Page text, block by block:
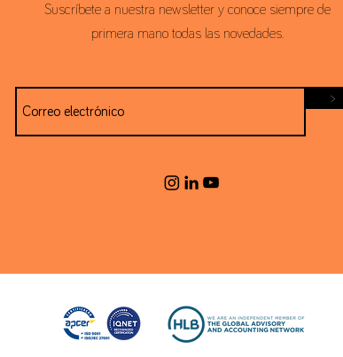
Suscríbete a nuestra newsletter y conoce siempre de
primera mano todas las novedades.
>